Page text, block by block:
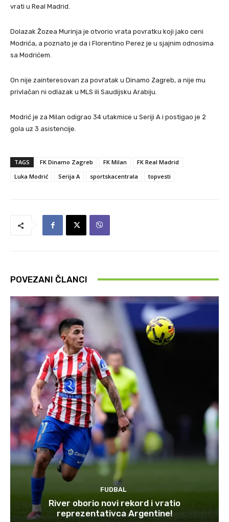
vrati u Real Madrid.
Dolazak Žozea Murinja je otvorio vrata povratku koji jako ceni
Modrića, a poznato je da i Florentino Perez je u sjajnim odnosima
sa Modrićem.
On nije zainteresovan za povratak u Dinamo Zagreb, a nije mu
privlačan ni odlazak u MLS ili Saudijsku Arabiju.
Modrić je za Milan odigrao 34 utakmice u Seriji A i postigao je 2
gola uz 3 asistencije.
TAGS FK Dinamo Zagreb FK Milan
FK Real Madrid
Luka Modrić
Serija A sportskacentrala topvesti
POVEZANI ČLANCI
FUDBAL
River oborio novi rekord i vratio
reprezentativca Argentine!